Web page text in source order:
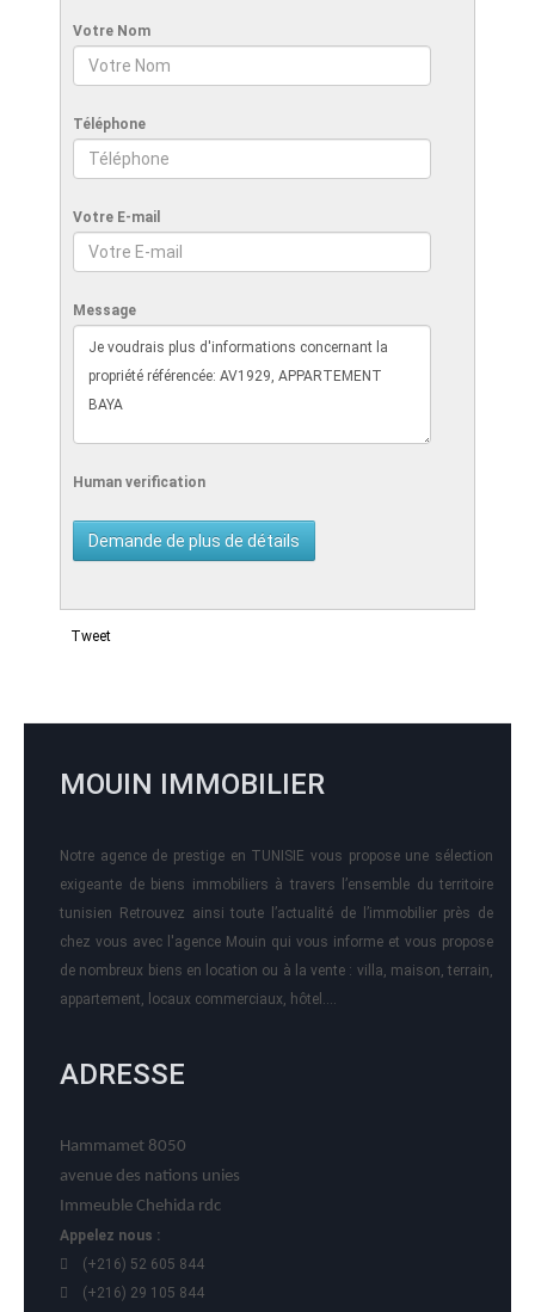
Votre Nom
Téléphone
Votre E-mail
Message
Human verification
Tweet
MOUIN IMMOBILIER
Notre agence de prestige en TUNISIE vous propose une sélection
exigeante de biens immobiliers à travers l’ensemble du territoire
tunisien Retrouvez ainsi toute l’actualité de l’immobilier près de
chez vous avec l'agence Mouin qui vous informe et vous propose
de nombreux biens en location ou à la vente : villa, maison, terrain,
appartement, locaux commerciaux, hôtel….
ADRESSE
Hammamet 8050
avenue des nations unies
Immeuble Chehida rdc
Appelez nous :
(+216) 52 605 844
(+216) 29 105 844